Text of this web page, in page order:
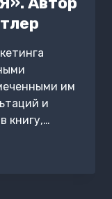
им
и
книгу,…